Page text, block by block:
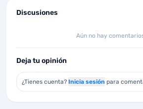
Discusiones
Aún no hay
Deja tu opinión
¿Tienes cuenta? Inicia sesión para